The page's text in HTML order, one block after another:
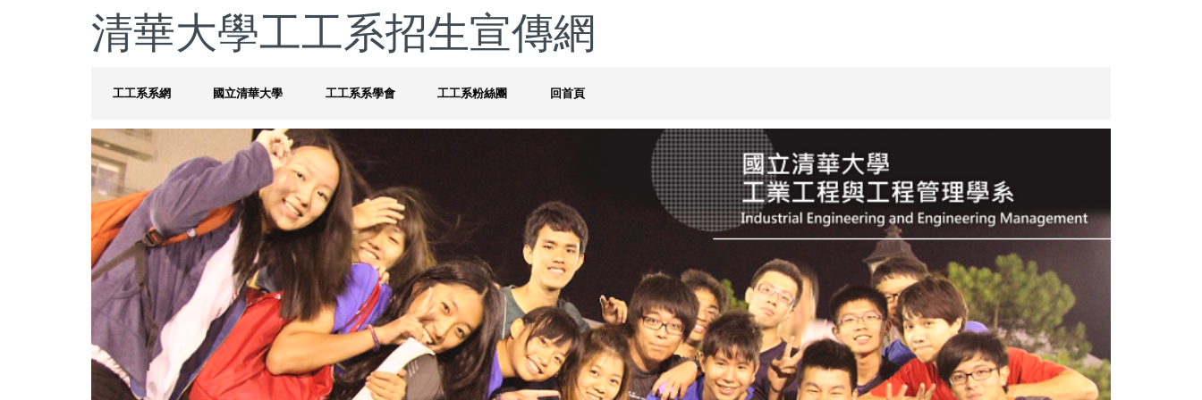
清華大學工工系招生宣傳網
工工系系網 國立清華大學 工工系系學會 工工系粉絲團 回首頁